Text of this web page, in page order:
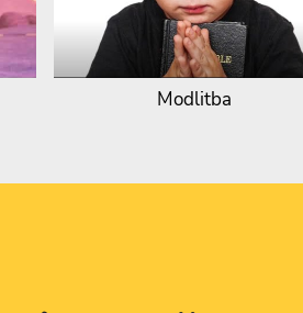
Modlitba